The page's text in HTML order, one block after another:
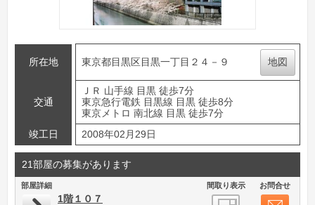
所在地 東京都目黒区目黒一丁目２４－９ 地図
交通
ＪＲ 山手線 目黒 徒歩7分
東京急行電鉄 目黒線 目黒 徒歩8分
東京メトロ 南北線 目黒 徒歩7分
竣工日
2008年02月29日
21部屋の募集があります
部屋詳細 間取り表示 お問合せ
1階１０７